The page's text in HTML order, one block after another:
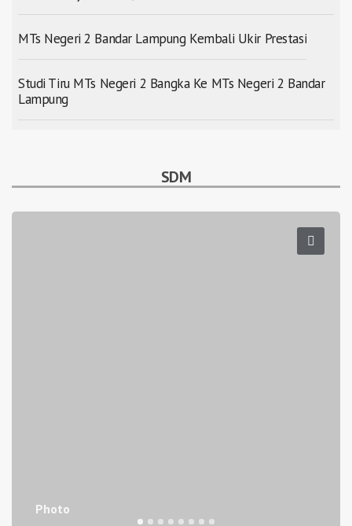
MTs Negeri 2 Bandar Lampung Kembali Ukir Prestasi
Studi Tiru MTs Negeri 2 Bangka Ke MTs Negeri 2 Bandar
Lampung
SDM